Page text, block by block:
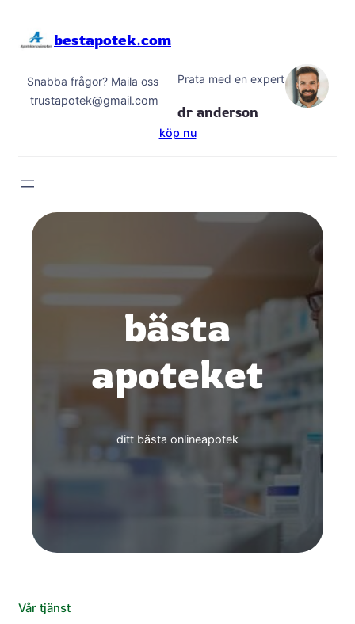
bestapotek.com
Snabba frågor? Maila oss
trustapotek@gmail.com
Prata med en expert
dr anderson
köp nu
bästa
apoteket
ditt bästa onlineapotek
Vår tjänst